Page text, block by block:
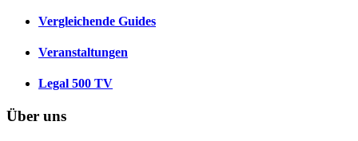
Vergleichende Guides
Veranstaltungen
Legal 500 TV
Über uns